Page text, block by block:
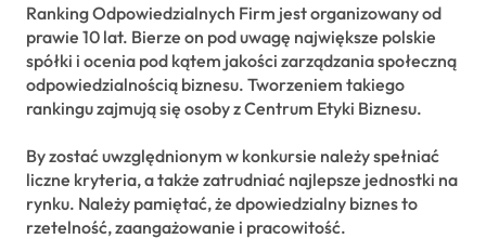
Ranking Odpowiedzialnych Firm jest organizowany od
prawie 10 lat. Bierze on pod uwagę największe polskie
spółki i ocenia pod kątem jakości zarządzania społeczną
odpowiedzialnością biznesu. Tworzeniem takiego
rankingu zajmują się osoby z Centrum Etyki Biznesu.
By zostać uwzględnionym w konkursie należy spełniać
liczne kryteria, a także zatrudniać najlepsze jednostki na
rynku. Należy pamiętać, że dpowiedzialny biznes to
rzetelność, zaangażowanie i pracowitość.